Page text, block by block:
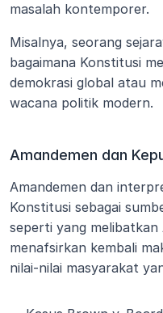
masalah kontemporer.
Misalnya, seorang
bagaimana Konstitusi
demokrasi global atau
wacana politik modern.
Amandemen dan
Amandemen dan
Konstitusi sebagai
seperti yang melibatkan
menafsirkan kembali
nilai-nilai masyarakat